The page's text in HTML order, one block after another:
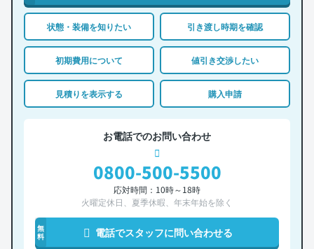
状態・装備を知りたい 引き渡し時期を確認
初期費用について 値引き交渉したい
見積りを表示する 購入申請
お電話でのお問い合わせ
0800-500-5500
応対時間：10時～18時
火曜定休日、夏季休暇、年末年始を除く
無
料
電話でスタッフに問い合わせる